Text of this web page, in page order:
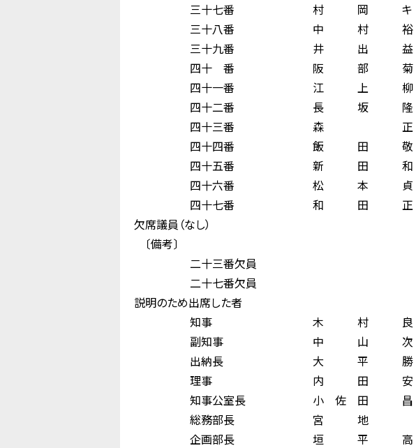
三十七番 村 岡 キ
三十八番 中 村
三十九番 井 出
四十 番 阪 部 菊
四十一番 江 上
四十二番 長 坂
四十三番 森 正
四十四番 飯 田
四十五番 新 田
四十六番 松 本
四十七番 和 田
欠席議員（なし）
〔備考〕
二十三番欠員
二十七番欠員
説明のため出席した者
知事 木 村 良
副知事 中 山 次
出納長 大 平 勝
理事 内 田 安
知事公室長 小 佐 田
総務部長 宮 地
企画部長 垣 平